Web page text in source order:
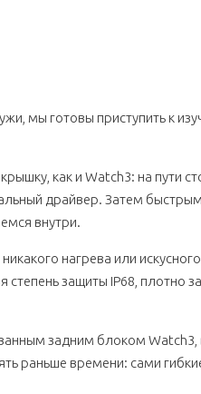
мы готовы приступить к
как и Watch3: на пути
драйвер. Затем
внутри.
нагрева или
защиты IP68, плотно
задним блоком Watch3,
раньше времени: сами